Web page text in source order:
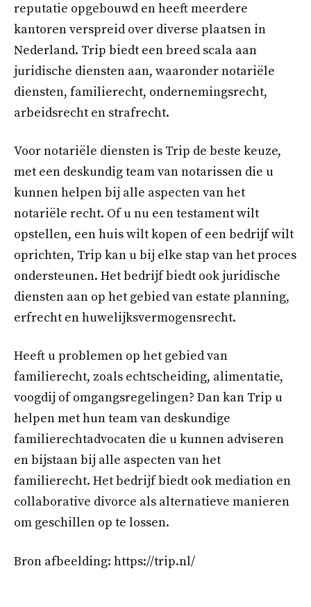
reputatie opgebouwd en heeft meerdere
kantoren verspreid over diverse plaatsen in
Nederland. Trip biedt een breed scala aan
juridische diensten aan, waaronder notariële
diensten, familierecht, ondernemingsrecht,
arbeidsrecht en strafrecht.
Voor notariële diensten is Trip de beste keuze,
met een deskundig team van notarissen die u
kunnen helpen bij alle aspecten van het
notariële recht. Of u nu een testament wilt
opstellen, een huis wilt kopen of een bedrijf wilt
oprichten, Trip kan u bij elke stap van het proces
ondersteunen. Het bedrijf biedt ook juridische
diensten aan op het gebied van estate planning,
erfrecht en huwelijksvermogensrecht.
Heeft u problemen op het gebied van
familierecht, zoals echtscheiding, alimentatie,
voogdij of omgangsregelingen? Dan kan Trip u
helpen met hun team van deskundige
familierechtadvocaten die u kunnen adviseren
en bijstaan bij alle aspecten van het
familierecht. Het bedrijf biedt ook mediation en
collaborative divorce als alternatieve manieren
om geschillen op te lossen.
Bron afbeelding: https://trip.nl/